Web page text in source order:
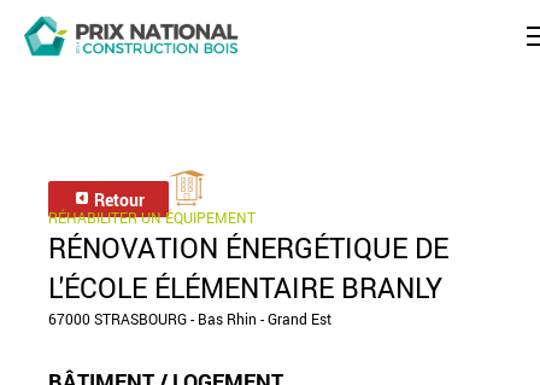
Retour
RÉHABILITER UN ÉQUIPEMENT
RÉNOVATION ÉNERGÉTIQUE DE
L'ÉCOLE ÉLÉMENTAIRE BRANLY
67000 STRASBOURG - Bas Rhin - Grand Est